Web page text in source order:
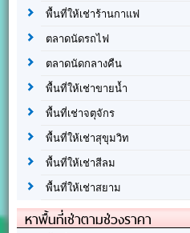
พื้นที่ให้เช่าร้านกาแฟ
ตลาดนัดรถไฟ
ตลาดนัดกลางคืน
พื้นที่ให้เช่าขายน้ำ
พื้นที่เช่าจตุจักร
พื้นที่ให้เช่าสุขุมวิท
พื้นที่ให้เช่าสีลม
พื้นที่ให้เช่าสยาม
หาพื้นที่เช่าตามช่วงราคา